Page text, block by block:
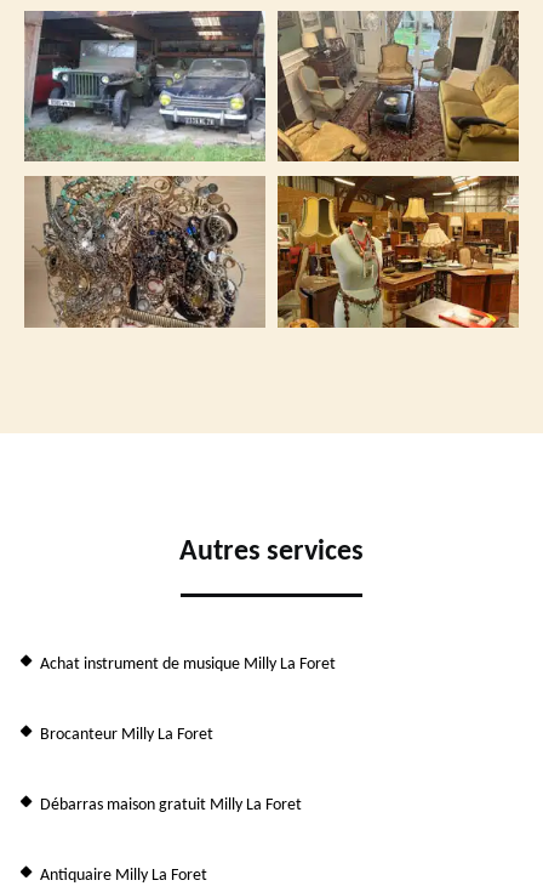
Autres services
Achat instrument de musique Milly La Foret
Brocanteur Milly La Foret
Débarras maison gratuit Milly La Foret
Antiquaire Milly La Foret